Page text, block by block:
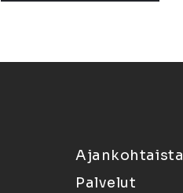
Ajankohtaista
Palvelut